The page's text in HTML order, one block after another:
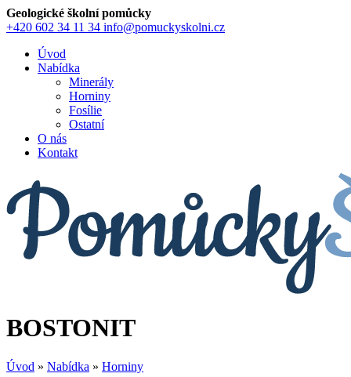
Geologické školní pomůcky
+420 602 34 11 34 info@pomuckyskolni.cz
Úvod
Nabídka
Minerály
Horniny
Fosílie
Ostatní
O nás
Kontakt
BOSTONIT
Úvod » Nabídka » Horniny